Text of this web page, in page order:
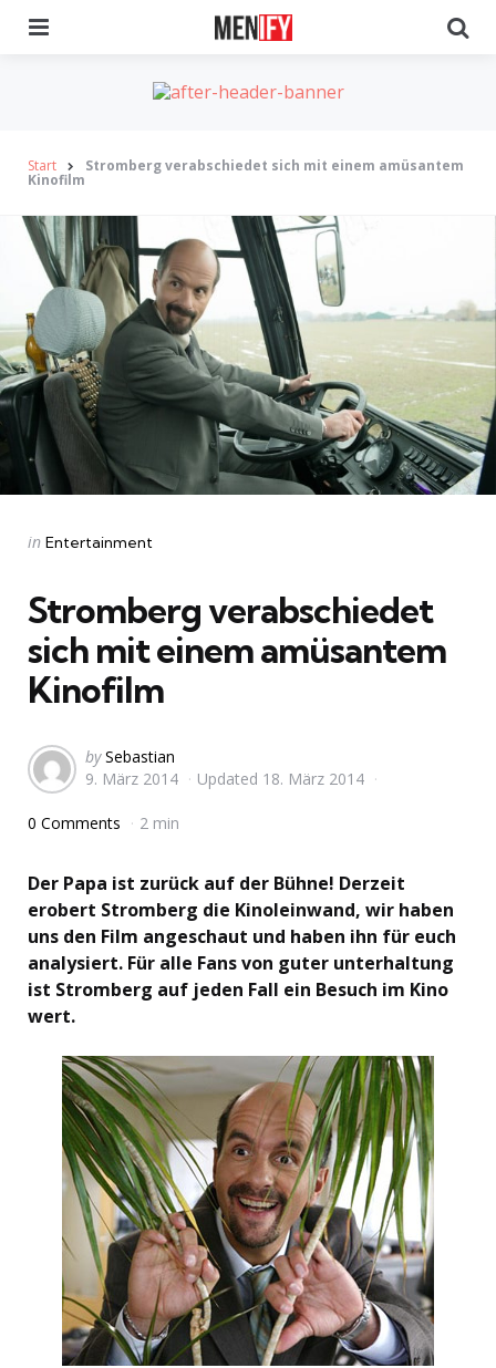
Start Stromberg verabschiedet sich mit einem amüsantem
Kinofilm
Categories
Posted
in Entertainment
Stromberg verabschiedet
sich mit einem amüsantem
Kinofilm
Posted
by
by Sebastian
9. März 2014
Updated 18. März 2014
0 Comments 2 min
Der Papa ist zurück auf der Bühne! Derzeit
erobert Stromberg die Kinoleinwand, wir haben
uns den Film angeschaut und haben ihn für euch
analysiert. Für alle Fans von guter unterhaltung
ist Stromberg auf jeden Fall ein Besuch im Kino
wert.